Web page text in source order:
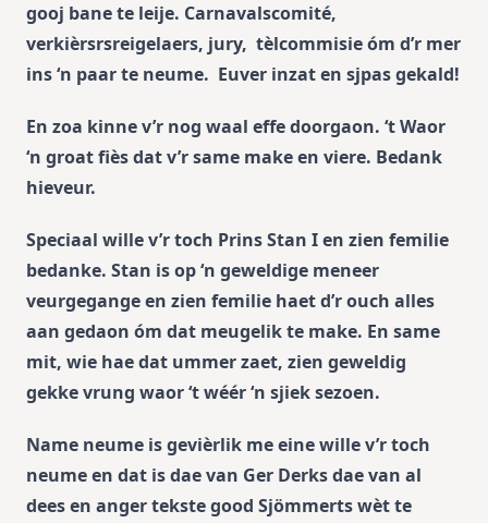
gooj bane te leije. Carnavalscomité,
verkièrsrsreigelaers, jury, tèlcommisie óm d’r mer
ins ‘n paar te neume. Euver inzat en sjpas gekald!
En zoa kinne v’r nog waal effe doorgaon. ‘t Waor
‘n groat fiès dat v’r same make en viere. Bedank
hieveur.
Speciaal wille v’r toch Prins Stan I en zien femilie
bedanke. Stan is op ‘n geweldige meneer
veurgegange en zien femilie haet d’r ouch alles
aan gedaon óm dat meugelik te make. En same
mit, wie hae dat ummer zaet, zien geweldig
gekke vrung waor ‘t wéér ‘n sjiek sezoen.
Name neume is gevièrlik me eine wille v’r toch
neume en dat is dae van Ger Derks dae van al
dees en anger tekste good Sjömmerts wèt te